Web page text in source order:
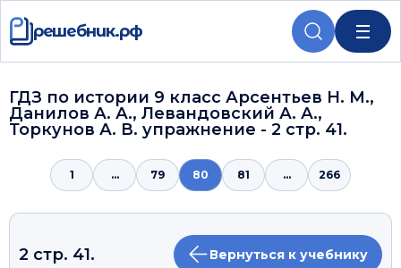
решебник.рф
ГДЗ по истории 9 класс Арсентьев Н. М.,
Данилов А. А., Левандовский А. А.,
Торкунов А. В. упражнение - 2 стр. 41.
1 ... 79 80 81 ... 266
2 стр. 41. Вернуться к учебнику